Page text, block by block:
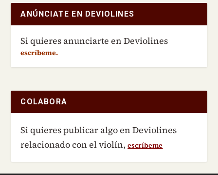
ANÚNCIATE EN DEVIOLINES
Si quieres anunciarte en Deviolines
escríbeme.
COLABORA
Si quieres publicar algo en Deviolines
relacionado con el violín,escríbeme